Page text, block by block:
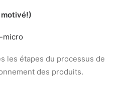
micro
les étapes du processus de
des produits.